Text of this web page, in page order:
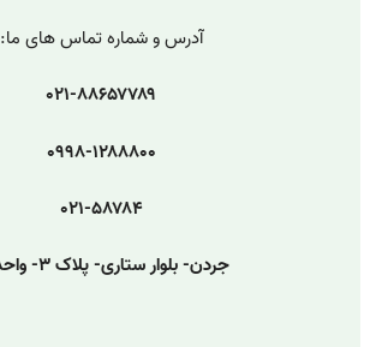
آدرس و شماره تماس های ما:
۰۲۱-۸۸۶۵۷۷۸۹
۰۹۹۸-۱۲۸۸۸۰۰
۰۲۱-۵۸۷۸۴
جردن- بلوار ستاری- پلاک ۳- واحد ۱۸